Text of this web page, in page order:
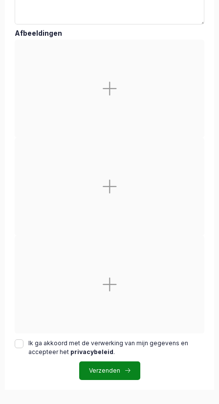
Afbeeldingen
Ik ga akkoord met de verwerking van mijn gegevens en
accepteer het privacybeleid.
Verzenden